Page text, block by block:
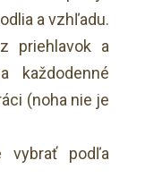
a vzhľadu.
priehlavok a
každodenné
(noha nie je
vybrať podľa